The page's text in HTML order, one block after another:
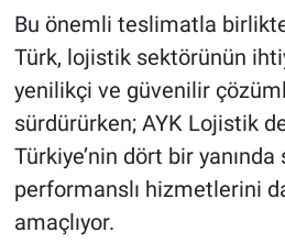
Bu önemli teslimatla
Türk, lojistik sektörünün
yenilikçi ve güvenilir
sürdürürken; AYK Lojistik
Türkiye’nin dört bir
performanslı hizmetlerini
amaçlıyor.